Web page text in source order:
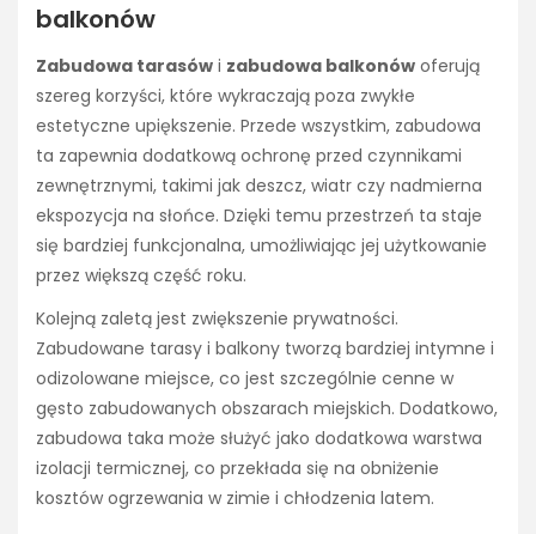
balkonów
Zabudowa tarasów i zabudowa balkonów oferują
szereg korzyści, które wykraczają poza zwykłe
estetyczne upiększenie. Przede wszystkim, zabudowa
ta zapewnia dodatkową ochronę przed czynnikami
zewnętrznymi, takimi jak deszcz, wiatr czy nadmierna
ekspozycja na słońce. Dzięki temu przestrzeń ta staje
się bardziej funkcjonalna, umożliwiając jej użytkowanie
przez większą część roku.
Kolejną zaletą jest zwiększenie prywatności.
Zabudowane tarasy i balkony tworzą bardziej intymne i
odizolowane miejsce, co jest szczególnie cenne w
gęsto zabudowanych obszarach miejskich. Dodatkowo,
zabudowa taka może służyć jako dodatkowa warstwa
izolacji termicznej, co przekłada się na obniżenie
kosztów ogrzewania w zimie i chłodzenia latem.